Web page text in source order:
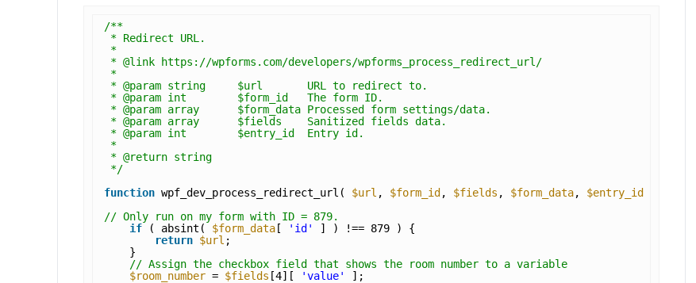
/**
* Redirect URL.
*
* @link https://wpforms.com/developers/wpforms_process_redirect_url/
*
* @param string     $url       URL to redirect to.
* @param int        $form_id   The form ID.
* @param array      $form_data Processed form settings/data.
* @param array      $fields    Sanitized fields data.
* @param int        $entry_id  Entry id.
*
* @return string
*/
function wpf_dev_process_redirect_url( $url , $form_id , $fields , $form_data, $entry_id
// Only run on my form with ID = 879.
if
( absint( $form_data [ 'id'
] ) !== 879 ) {
return $url ;
}
// Assign the checkbox field that shows the room number to a variable
$room_number = $fields [4][ 'value'
];